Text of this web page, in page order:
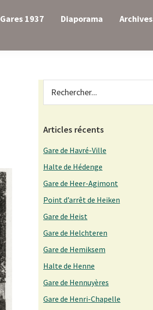
Gares 1937 Diaporama Archives
Primary
Sidebar
Articles récents
Gare de Havré-Ville
Halte de Hédenge
Gare de Heer-Agimont
Point d’arrêt de Heiken
Gare de Heist
Gare de Helchteren
Gare de Hemiksem
Halte de Henne
Gare de Hennuyères
Gare de Henri-Chapelle